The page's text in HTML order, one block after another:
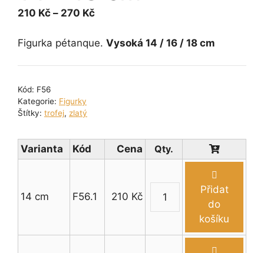
210 Kč – 270 KčRozpětí
210 Kč
Figurka pétanque. Vysoká 14 / 16 / 18 cm
Kód: F56
Kategorie: Figurky
Štítky: trofej, zlatý
Varianta Kód Cena
14 cm F56.1 210 Kč
Figurka
pétanque
14
Přidat
do
košíku